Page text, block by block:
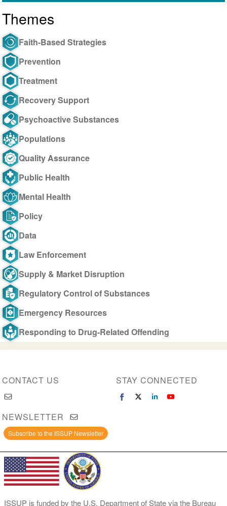
Themes
Faith-Based Strategies
Prevention
Treatment
Recovery Support
Psychoactive Substances
Populations
Quality Assurance
Public Health
Mental Health
Policy
Data
Law Enforcement
Supply & Market Disruption
Regulatory Control of Substances
Emergency Resources
Responding to Drug-Related Offending
CONTACT US STAY CONNECTED
NEWSLETTER
Subscribe to the ISSUP Newsletter
ISSUP is funded by the U.S. Department of State via the Bureau